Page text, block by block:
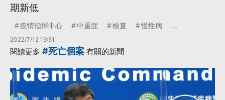
期新低
疫情指揮中心 中重症 檢查 慢性病 ...
2022/7/12 19:51
閱讀更多 #死亡個案 有關的新聞